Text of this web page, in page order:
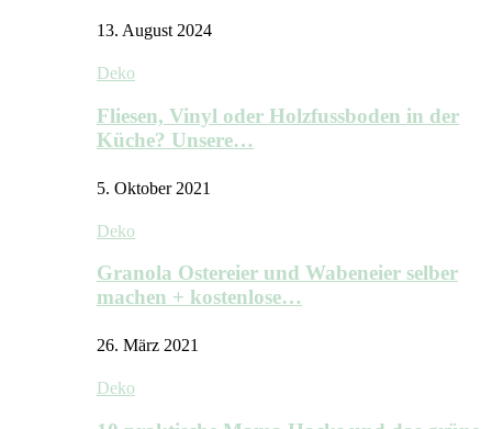
13. August 2024
Deko
Fliesen, Vinyl oder Holzfussboden in der
Küche? Unsere…
5. Oktober 2021
Deko
Granola Ostereier und Wabeneier selber
machen + kostenlose…
26. März 2021
Deko